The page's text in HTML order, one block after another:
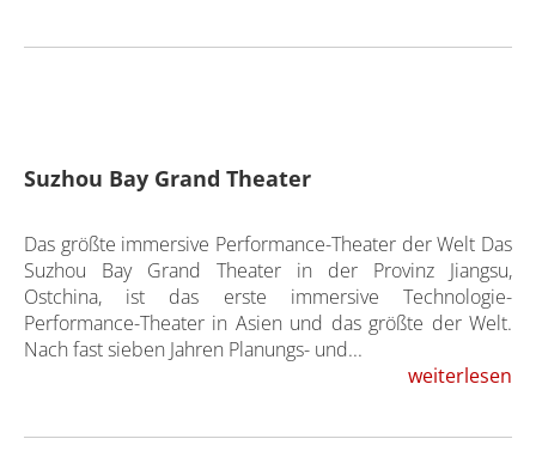
Suzhou Bay Grand Theater
Das größte immersive Performance-Theater der Welt Das
Suzhou Bay Grand Theater in der Provinz Jiangsu,
Ostchina, ist das erste immersive Technologie-
Performance-Theater in Asien und das größte der Welt.
Nach fast sieben Jahren Planungs- und...
weiterlesen